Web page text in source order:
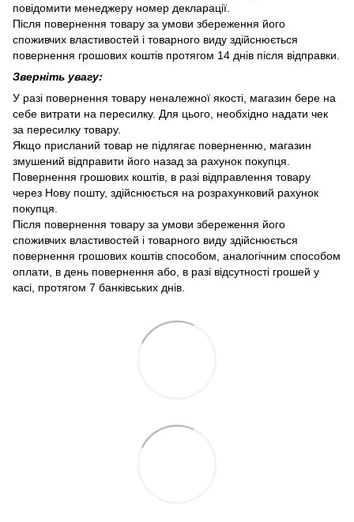
повідомити менеджеру номер декларації.
Після повернення товару за умови збереження його
споживчих властивостей і товарного виду здійснюється
повернення грошових коштів протягом 14 днів після відправки.
Зверніть увагу:
У разі повернення товару неналежної якості, магазин бере на
себе витрати на пересилку. Для цього, необхідно надати чек
за пересилку товару.
Якщо присланий товар не підлягає поверненню, магазин
змушений відправити його назад за рахунок покупця.
Повернення грошових коштів, в разі відправлення товару
через Нову пошту, здійснюється на розрахунковий рахунок
покупця.
Після повернення товару за умови збереження його
споживчих властивостей і товарного виду здійснюється
повернення грошових коштів способом, аналогічним способом
оплати, в день повернення або, в разі відсутності грошей у
касі, протягом 7 банківських днів.